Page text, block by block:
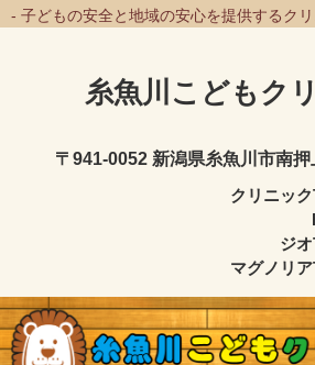
- 子どもの安全と地域の安心を提供するク
糸魚川こどもク
〒941-0052 新潟県糸魚川市南
クリニッ
ジ
マグノリ